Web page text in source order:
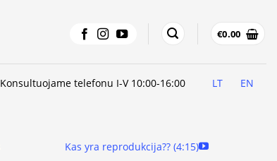
€0.00
Konsultuojame telefonu I-V 10:00-16:00 LT EN
Kas yra reprodukcija?? (4:15)